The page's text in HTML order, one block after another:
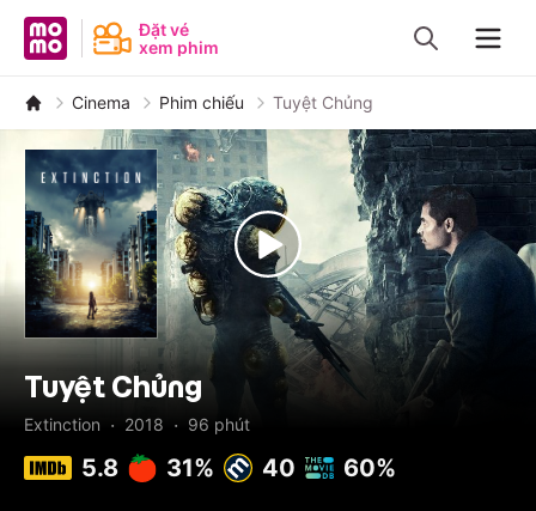
MoMo - Ứng dụng tài chính
Đặt vé
xem phim
Cinema Phim chiếu Tuyệt Chủng
Tuyệt Chủng
Extinction · 2018 · 96 phút
5.8 31% 40 60%